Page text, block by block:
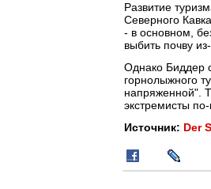
Развитие
Северного
- в основном,
выбить почву
Однако Биддер
горнолыжного
напряженной".
экстремисты
Источник: Der